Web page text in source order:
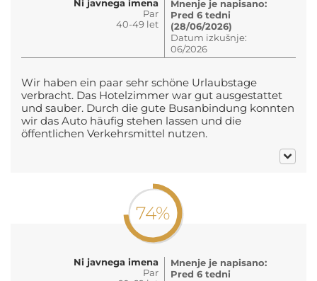
Ni javnega imena
Par
40-49 let
Mnenje je napisano:
Pred 6 tedni
(28/06/2026)
Datum izkušnje:
06/2026
Wir haben ein paar sehr schöne Urlaubstage
verbracht. Das Hotelzimmer war gut ausgestattet
und sauber. Durch die gute Busanbindung konnten
wir das Auto häufig stehen lassen und die
öffentlichen Verkehrsmittel nutzen.
74%
Ni javnega imena
Par
Mnenje je napisano:
Pred 6 tedni